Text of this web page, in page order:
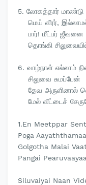
5. லோகத்தார் மாண்டு
மெய் வீரர்,
பார்! மீட்பர் ஜீவனை
தொங்கி
6. வாழ்நாள் எல்லாம்
சிலுவை சுமப்பேன்
தேவ அருளினால்
மேல் வீட்டைச்
1.En Meetppar
Poga Aayaththamaa
Golgotha Malai
Pangai Pearuvaayaa
Siluvaiyai Naan